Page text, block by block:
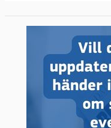
Härunder